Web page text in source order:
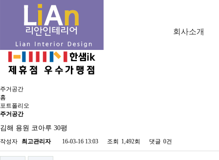
회사소개
포트폴리오
스타일 패키지
주거공간
홈
포트폴리오
주거공간
김해 용원 코아루 30평
작성자 최고관리자 16-03-16 13:03 조회 1,492회 댓글 0건